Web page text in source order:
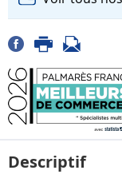
Descriptif